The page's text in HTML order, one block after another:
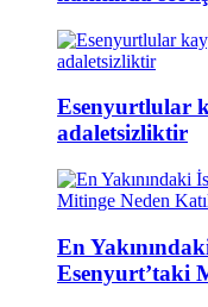
Esenyurtlular
adaletsizliktir
En
Esenyurt’taki